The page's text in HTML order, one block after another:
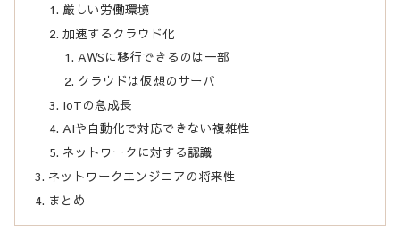
厳しい労働環境
加速するクラウド化
AWSに移行できるのは一部
クラウドは仮想のサーバ
IoTの急成長
AIや自動化で対応できない複雑性
ネットワークに対する認識
ネットワークエンジニアの将来性
まとめ